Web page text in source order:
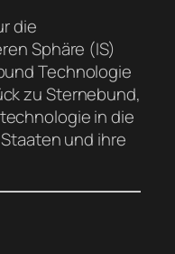
die
Sphäre (IS)
Technologie
zu Sternebund,
in die
und ihre